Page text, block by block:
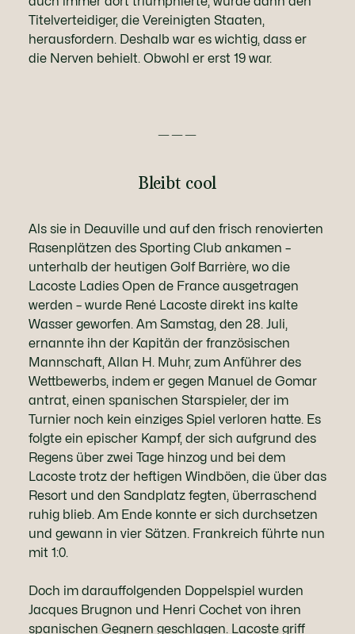
Titelverteidiger, die Vereinigten Staaten,
herausfordern. Deshalb war es wichtig, dass er
die Nerven behielt. Obwohl er erst 19 war.
———
Bleibt cool
Als sie in Deauville und auf den frisch renovierten
Rasenplätzen des Sporting Club ankamen –
unterhalb der heutigen Golf Barrière, wo die
Lacoste Ladies Open de France ausgetragen
werden – wurde René Lacoste direkt ins kalte
Wasser geworfen. Am Samstag, den 28. Juli,
ernannte ihn der Kapitän der französischen
Mannschaft, Allan H. Muhr, zum Anführer des
Wettbewerbs, indem er gegen Manuel de Gomar
antrat, einen spanischen Starspieler, der im
Turnier noch kein einziges Spiel verloren hatte. Es
folgte ein epischer Kampf, der sich aufgrund des
Regens über zwei Tage hinzog und bei dem
Lacoste trotz der heftigen Windböen, die über das
Resort und den Sandplatz fegten, überraschend
ruhig blieb. Am Ende konnte er sich durchsetzen
und gewann in vier Sätzen. Frankreich führte nun
mit 1:0.
Doch im darauffolgenden Doppelspiel wurden
Jacques Brugnon und Henri Cochet von ihren
spanischen Gegnern geschlagen. Lacoste griff